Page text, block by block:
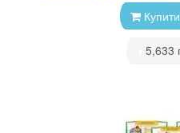
Купити
5,633